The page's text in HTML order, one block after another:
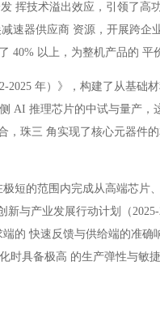
挥技术溢出效应，引领了高
速器供应商 资源，开展跨企
40% 以上，为整机产品的 平
年）》，构建了从基础
AI 推理芯片的中试与量产，
，珠三 角实现了核心元器件
短的范围内完成从高端芯片
与产业发展行动计划（
的 快速反馈与供给端的准确
时具备极高 的生产弹性与敏